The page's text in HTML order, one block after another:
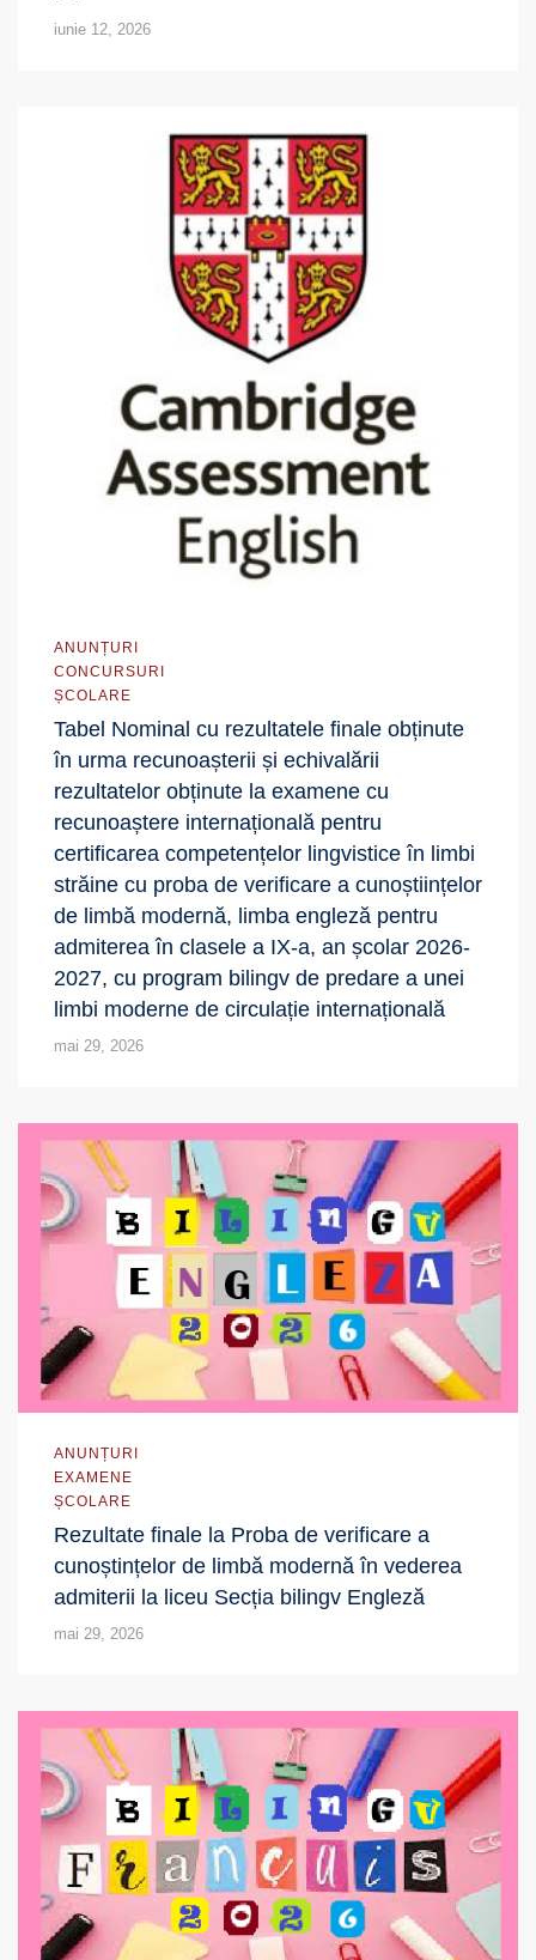
iunie 12, 2026
ANUNȚURI
CONCURSURI
ȘCOLARE
Tabel Nominal cu rezultatele finale obținute
în urma recunoașterii și echivalării
rezultatelor obținute la examene cu
recunoaștere internațională pentru
certificarea competențelor lingvistice în limbi
străine cu proba de verificare a cunoștiințelor
de limbă modernă, limba engleză pentru
admiterea în clasele a IX-a, an școlar 2026-
2027, cu program bilingv de predare a unei
limbi moderne de circulație internațională
mai 29, 2026
ANUNȚURI
EXAMENE
ȘCOLARE
Rezultate finale la Proba de verificare a
cunoștințelor de limbă modernă în vederea
admiterii la liceu Secția bilingv Engleză
mai 29, 2026